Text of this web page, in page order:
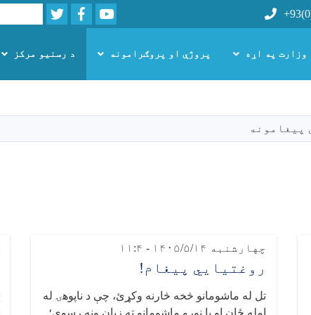
Youtube
Facebook
Twitter
Search
وزارت په اړه پروژې او پروګرامونه د رسنیو مرکز
پیغامونه
چهارشنبه ۱۴۰۵/۵/۱۴ - ۱۱:۴
روغتیايي پیغام!
تل له ماشومانو څخه څارنه وکړئ، چې د ناپوهۍ له
امله ځان او یا نورو ماشومانو ته زیان ونه رسوي؛